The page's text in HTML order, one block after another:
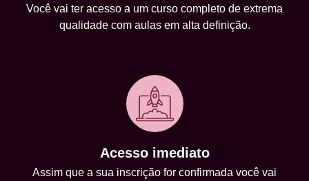
Você vai ter acesso a um curso completo de extrema
qualidade com aulas em alta definição.
Acesso imediato
Assim que a sua inscrição for confirmada você vai